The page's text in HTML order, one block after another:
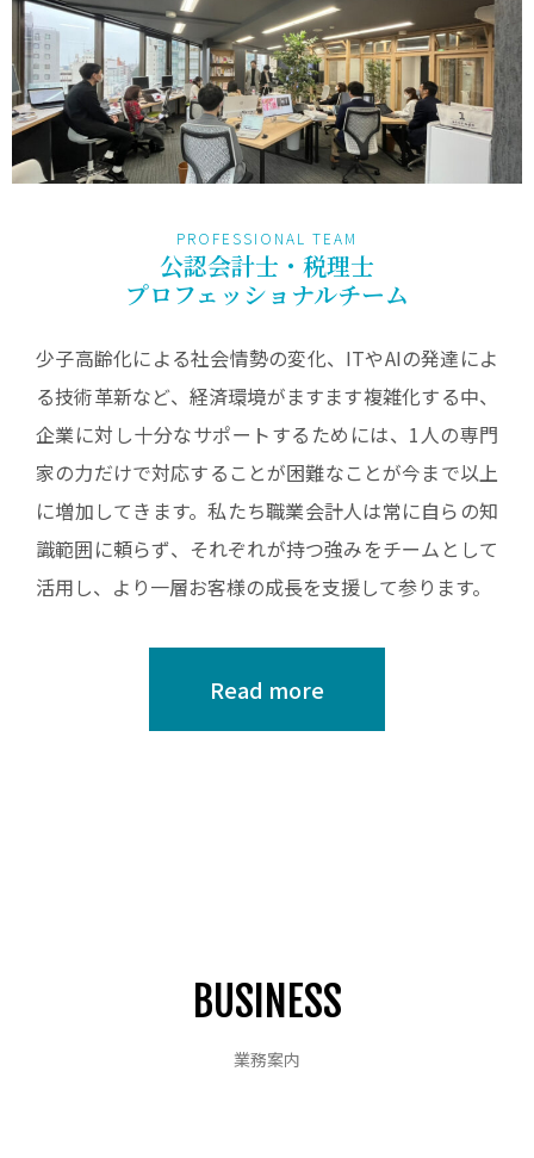
PROFESSIONAL TEAM
公認会計士・税理士
プロフェッショナルチーム
少子高齢化による社会情勢の変化、ITやAIの発達によ
る技術革新など、経済環境がますます複雑化する中、
企業に対し十分なサポートするためには、1人の専門
家の力だけで対応することが困難なことが今まで以上
に増加してきます。私たち職業会計人は常に自らの知
識範囲に頼らず、それぞれが持つ強みをチームとして
活用し、より一層お客様の成長を支援して参ります。
Read more
BUSINESS
業務案内